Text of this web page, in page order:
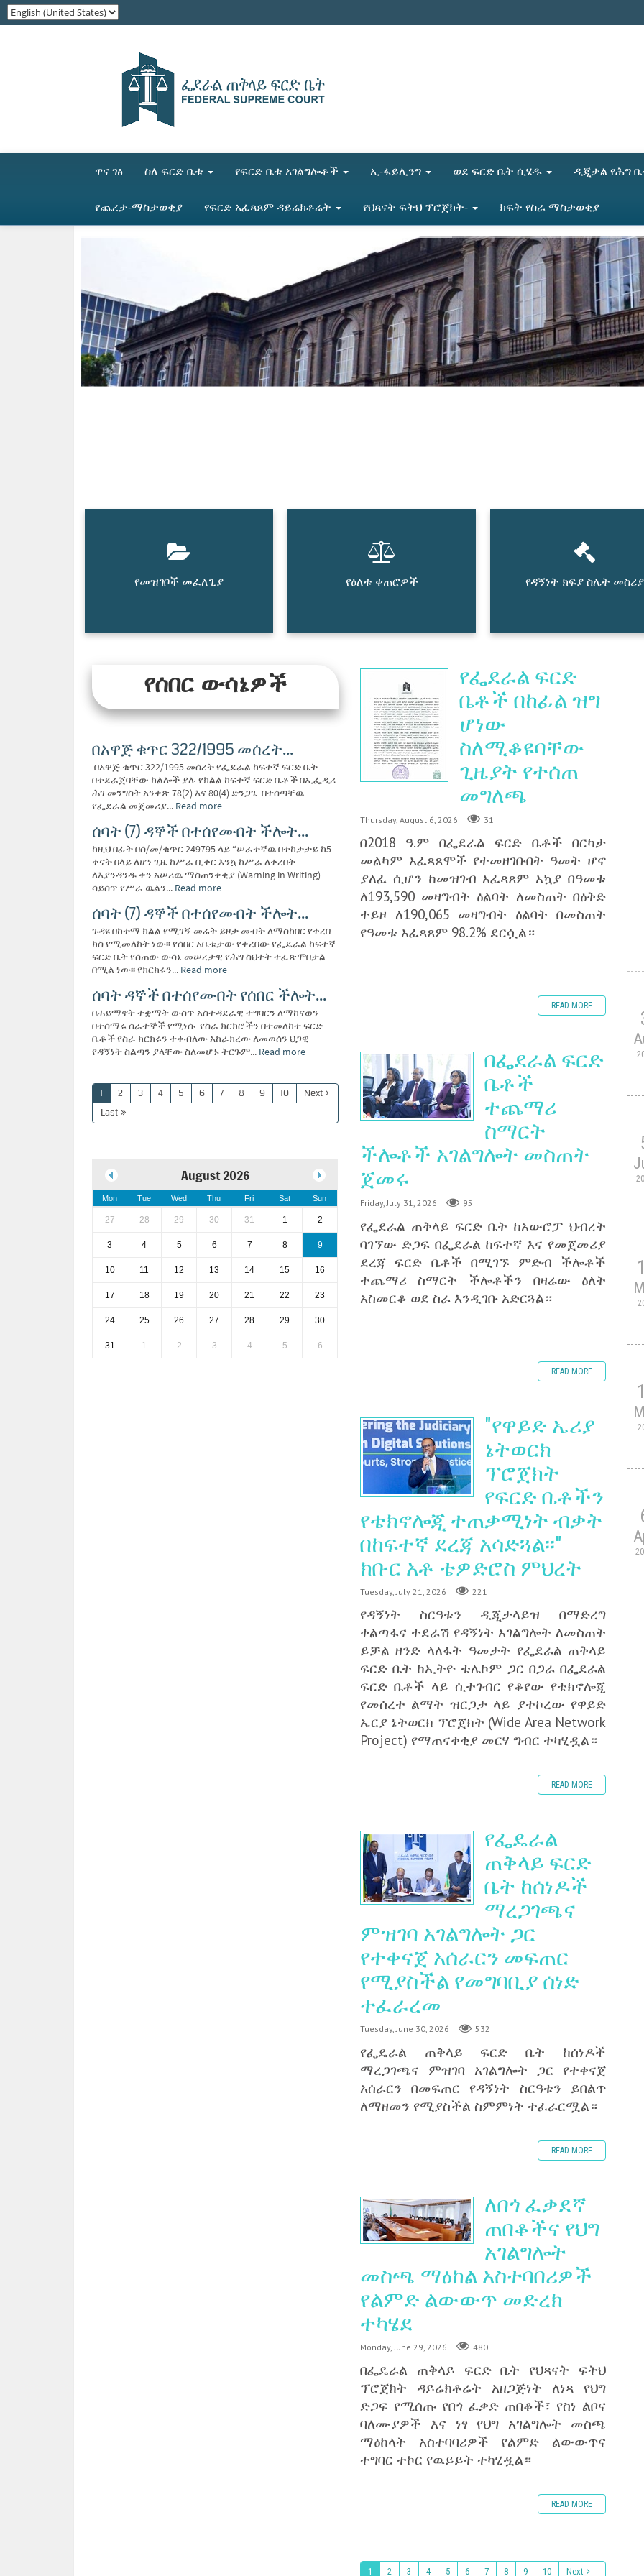
ዋና ገፅ ስለ ፍርድ ቤቱ የፍርድ ቤቱ አገልግሎቶች ኢ-ፋይሊንግ ወደ ፍርድ ቤት ሲሄዱ ዲጂታል የሕግ
የጨረታ-ማስታወቂያ የፍርድ አፈጻጸም ዳይሬክቶሬት የህጻናት ፍትህ ፕሮጀክት- ክፍት የስራ ማስታወቂያ
የመዝገቦች መፈለጊያ የዕለቱ ቀጠሮዎች የዳኝነት ክፍያ ስሌት መስሪያ
የሰበር ውሳኔዎች
በአዋጅ ቁጥር 322/1995 መሰረት...
በአዋጅ ቁጥር 322/1995 መሰረት የፌደራል ከፍተኛ ፍርድ ቤት
በተደራጀባቸው ክልሎች ያሉ የክልል ከፍተኛ ፍርድ ቤቶች በኢፌዲሪ
ሕገ መንግስት አንቀጽ 78(2) እና 80(4) ድንጋጌ በተሰጣቸዉ
የፌደራል መጀመሪያ... Read more
ሰባት (7) ዳኞች በተሰየሙበት ችሎት...
ከዚህ በፊት በሰ/መ/ቁጥር 249795 ላይ “ሠራተኛዉ በተከታታይ ከ5
ቀናት በላይ ለሆነ ጊዜ ከሥራ ቢቀር እንኳ ከሥራ ለቀረበት
ለእያንዳንዱ ቀን አሠሪዉ ማስጠንቀቂያ (Warning in Writing)
ሳይሰጥ የሥራ ዉልን... Read more
ሰባት (7) ዳኞች በተሰየሙበት ችሎት...
ጉዳዩ በከተማ ክልል የሚገኝ መሬት ይዞታ መብት ለማስከበር የቀረበ
ክስ የሚመለከት ነው፡፡ የሰበር አቤቱታው የቀረበው የፌዴራል ከፍተኛ
ፍርድ ቤት የሰጠው ውሳኔ መሠረታዊ የሕግ ስህተት ተፈጽሞበታል
በሚል ነው፡፡ የክርክሩን... Read more
ሰባት ዳኞች በተሰየሙበት የሰበር ችሎት...
በሐይማኖት ተቋማት ውስጥ አስተዳደራዊ ተግባርን ለማከናወን
በተሰማሩ ሰራተኞች የሚነሱ የስራ ክርክሮችን በተመለከተ ፍርድ
ቤቶች የስራ ክርክሩን ተቀብለው አከራክረው ለመወሰን ህጋዊ
የዳኝነት ስልጣን ያላቸው ስለመሆኑ ትርጉም... Read more
1 2 3 4 5 6 7 8 9 10
Next
Last
August 2026
Mon Tue Wed Thu Fri Sat Sun
27 28 29 30 31 1 2
3 4 5 6 7 8 9
10 11 12 13 14 15 16
17 18 19 20 21 22 23
24 25 26 27 28 29 30
31 1 2 3 4 5 6
የፌደራል ፍርድ
ቤቶች በከፊል ዝግ
ሆነው
ስለሚቆዩባቸው
ጊዜያት የተሰጠ
መግለጫ
Thursday, August 6, 2026 31
በ2018 ዓ.ም በፌደራል ፍርድ ቤቶች በርካታ
መልካም አፈጻጸሞች የተመዘገቡበት ዓመት ሆኖ
ያለፈ ሲሆን ከመዝገብ አፈጻጸም አኳያ በዓመቱ
ለ193,590 መዛግብት ዕልባት ለመስጠት በዕቅድ
ተይዞ ለ190,065 መዛግብት ዕልባት በመስጠት
የዓመቱ አፈጻጸም 98.2% ደርሷል።
READ MORE
በፌደራል ፍርድ
ቤቶች
ተጨማሪ
ስማርት
ችሎቶች አገልግሎት መስጠት
ጀመሩ
Friday, July 31, 2026 95
የፌደራል ጠቅላይ ፍርድ ቤት ከአውሮፓ ህብረት
ባገኘው ድጋፍ በፌደራል ከፍተኛ እና የመጀመሪያ
ደረጃ ፍርድ ቤቶች በሚገኙ ምድብ ችሎቶች
ተጨማሪ ስማርት ችሎቶችን በዛሬው ዕለት
አስመርቆ ወደ ስራ እንዲገቡ አድርጓል።
READ MORE
"የዋይድ ኤሪያ
ኔትወርክ
ፕሮጀክት
የፍርድ ቤቶችን
የቴክኖሎጂ ተጠቃሚነት ብቃት
በከፍተኛ ደረጃ አሳድጓል፡፡"
ክቡር አቶ ቴዎድሮስ ምህረት
Tuesday, July 21, 2026 221
የዳኝነት ስርዓቱን ዲጂታላይዝ በማድረግ
ቀልጣፋና ተደራሽ የዳኝነት አገልግሎት ለመስጠት
ይቻል ዘንድ ላለፋት ዓመታት የፌደራል ጠቅላይ
ፍርድ ቤት ከኢትዮ ቴሌኮም ጋር በጋራ በፌደራል
ፍርድ ቤቶች ላይ ሲተገብር የቆየው የቴክኖሎጂ
የመሰረተ ልማት ዝርጋታ ላይ ያተኮረው የዋይድ
ኤርያ ኔትወርክ ፕሮጀክት (Wide Area Network
Project) የማጠናቀቂያ መርሃ ግብር ተካሂዷል።
READ MORE
የፌዴራል
ጠቅላይ ፍርድ
ቤት ከሰነዶች
ማረጋገጫና
ምዝገባ አገልግሎት ጋር
የተቀናጀ አሰራርን መፍጠር
የሚያስችል የመግባቢያ ሰነድ
ተፈራረመ
Tuesday, June 30, 2026 532
‎የፌዴራል ጠቅላይ ፍርድ ቤት ከሰነዶች
ማረጋገጫና ምዝገባ አገልግሎት ጋር የተቀናጀ
አሰራርን በመፍጠር የዳኝነት ስርዓቱን ይበልጥ
ለማዘመን የሚያስችል ስምምነት ተፈራርሟል።
READ MORE
ለበጎ ፈቃደኛ
ጠበቆችና የህግ
አገልግሎት
መስጫ ማዕከል አስተባበሪዎች
የልምድ ልውውጥ መድረክ
ተካሄደ
Monday, June 29, 2026 480
በፌዴራል ጠቅላይ ፍርድ ቤት የህጻናት ፍትህ
ፕሮጀክት ዳይሬክቶሬት አዘጋጅነት ለነጻ የህግ
ድጋፍ የሚሰጡ የበጎ ፈቃድ ጠበቆች፣ የስነ ልቦና
ባለሙያዎች እና ነፃ የህግ አገልግሎት መስጫ
ማዕከላት አስተባባሪዎች የልምድ ልውውጥና
ተግባር ተኮር የዉይይት ተካሂዷል።
READ MORE
1 2 3 4 5 6 7 8 9 10 Next